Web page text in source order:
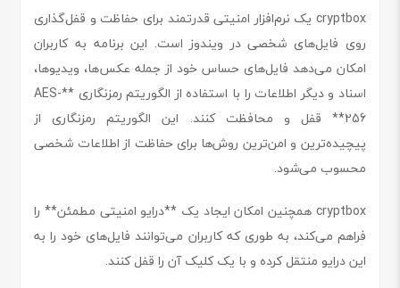
cryptbox یک نرم‌افزار امنیتی قدرتمند برای حفاظت و قفل‌گذاری
روی فایل‌های شخصی در ویندوز است. این برنامه به کاربران
امکان می‌دهد فایل‌های حساس خود از جمله عکس‌ها، ویدیوها،
اسناد و دیگر اطلاعات را با استفاده از الگوریتم رمزنگاری **AES-
256** قفل و محافظت کنند. این الگوریتم رمزنگاری از
پیچیده‌ترین و امن‌ترین روش‌ها برای حفاظت از اطلاعات شخصی
محسوب می‌شود.
cryptbox همچنین امکان ایجاد یک **درایو امنیتی مطمئن** را
فراهم می‌کند، به طوری که کاربران می‌توانند فایل‌های خود را به
این درایو منتقل کرده و با یک کلیک آن را قفل کنند.